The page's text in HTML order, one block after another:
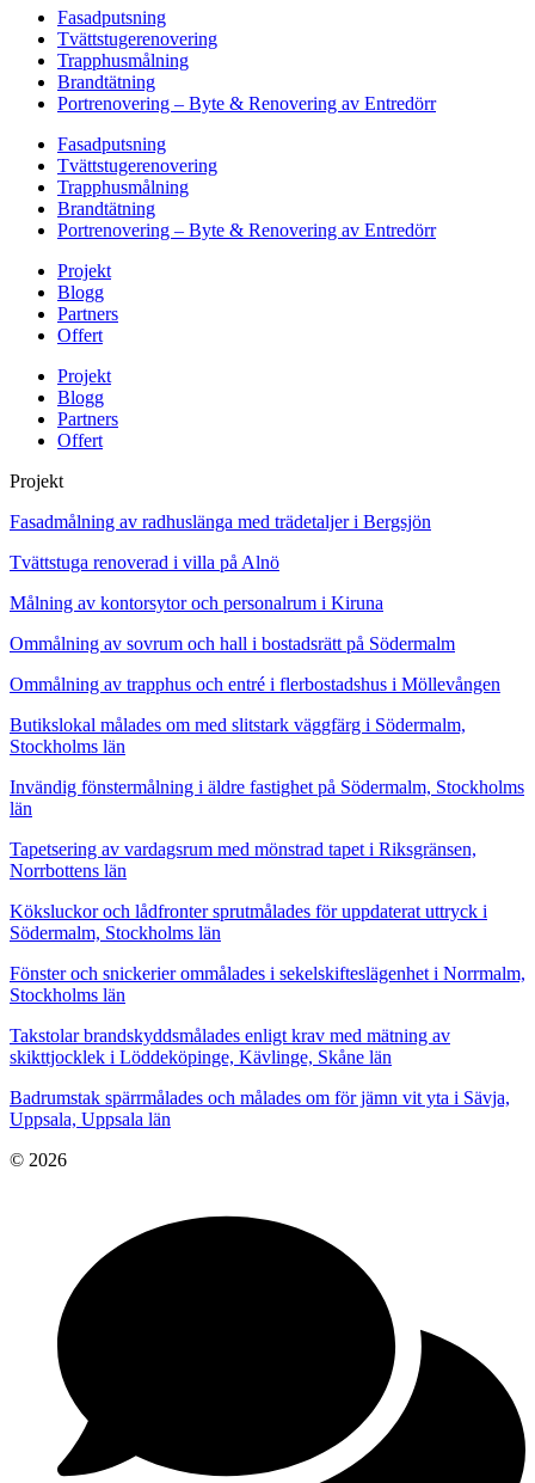
Fasadputsning
Tvättstugerenovering
Trapphusmålning
Brandtätning
Portrenovering – Byte & Renovering av Entredörr
Fasadputsning
Tvättstugerenovering
Trapphusmålning
Brandtätning
Portrenovering – Byte & Renovering av Entredörr
Projekt
Blogg
Partners
Offert
Projekt
Blogg
Partners
Offert
Projekt
Fasadmålning av radhuslänga med trädetaljer i Bergsjön
Tvättstuga renoverad i villa på Alnö
Målning av kontorsytor och personalrum i Kiruna
Ommålning av sovrum och hall i bostadsrätt på Södermalm
Ommålning av trapphus och entré i flerbostadshus i Möllevången
Butikslokal målades om med slitstark väggfärg i Södermalm,
Stockholms län
Invändig fönstermålning i äldre fastighet på Södermalm, Stockholms
län
Tapetsering av vardagsrum med mönstrad tapet i Riksgränsen,
Norrbottens län
Köksluckor och lådfronter sprutmålades för uppdaterat uttryck i
Södermalm, Stockholms län
Fönster och snickerier ommålades i sekelskifteslägenhet i Norrmalm,
Stockholms län
Takstolar brandskyddsmålades enligt krav med mätning av
skikttjocklek i Löddeköpinge, Kävlinge, Skåne län
Badrumstak spärrmålades och målades om för jämn vit yta i Sävja,
Uppsala, Uppsala län
© 2026